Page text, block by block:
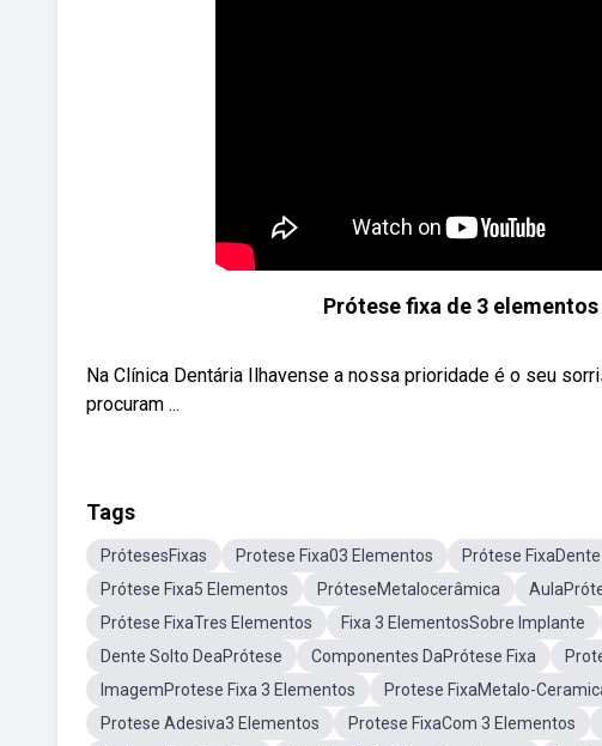
Prótese fixa de 3
Na Clínica Dentária Ilhavense a nossa prioridade é o seu
procuram ...
Tags
PrótesesFixas Protese Fixa03 Elementos Prótese FixaDente
Prótese Fixa5 Elementos
PróteseMetalocerâmica
Prótese FixaTres Elementos
Fixa 3 ElementosSobre Implante
Dente Solto DeaPrótese
Componentes DaPrótese Fixa
ImagemProtese Fixa 3 Elementos
Protese FixaMetalo-
Protese Adesiva3 Elementos
Protese FixaCom 3 Elementos